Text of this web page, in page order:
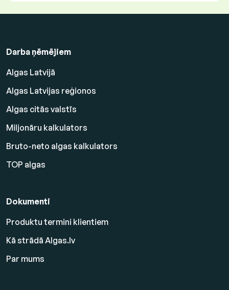
Darba ņēmējiem
Algas Latvijā
Algas Latvijas reģionos
Algas citās valstīs
Miljonāru kalkulators
Bruto-neto algas kalkulators
TOP algas
Dokumenti
Produktu termini klientiem
Kā strādā Algas.lv
Par mums